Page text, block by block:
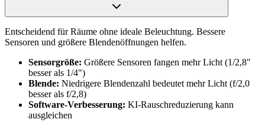
Entscheidend für Räume ohne ideale Beleuchtung. Bessere
Sensoren und größere Blendenöffnungen helfen.
Sensorgröße: Größere Sensoren fangen mehr Licht (1/2,8"
besser als 1/4")
Blende: Niedrigere Blendenzahl bedeutet mehr Licht (f/2,0
besser als f/2,8)
Software-Verbesserung: KI-Rauschreduzierung kann
ausgleichen